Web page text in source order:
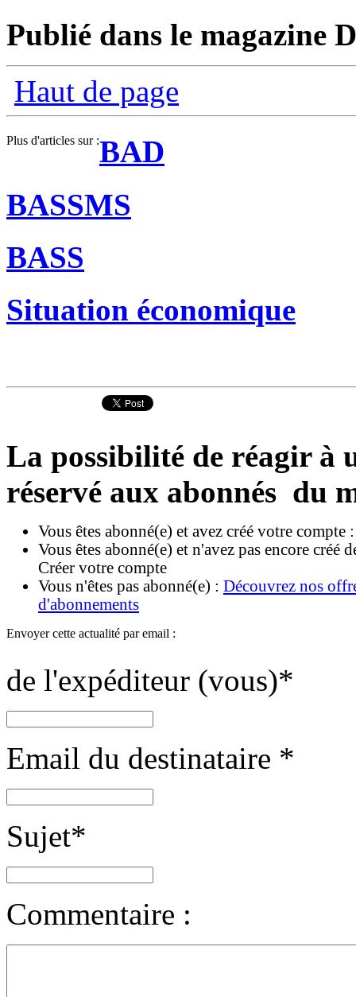
Publié dans le magazine
Haut de page
Plus d'articles sur :BAD
BASSMS
BASS
Situation économique
La possibilité de réagir à
réservé aux abonnés du
Vous êtes abonné(e) et avez créé votre compte
Vous êtes abonné(e) et n'avez pas encore créé
Créer votre compte
Vous n'êtes pas abonné(e) : Découvrez nos
d'abonnements
Envoyer cette actualité par email :
de l'expéditeur (vous)*
Email du destinataire *
Sujet*
Commentaire :